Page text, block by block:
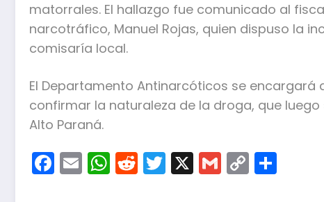
matorrales. El hallazgo fue comunicado al
narcotráfico, Manuel Rojas, quien dispuso la
comisaría local.
El Departamento Antinarcóticos se
confirmar la naturaleza de la droga, que
Alto Paraná.
Facebook
EmailWhatsApp
Reddit
Twitter
X Gmail
Copy
Link